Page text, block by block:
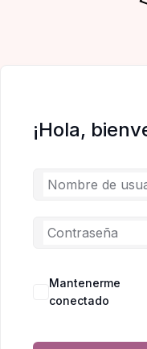
¡Hola,
Mantenerme
conectado